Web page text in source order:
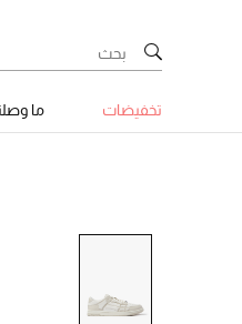
تخفيضات ما